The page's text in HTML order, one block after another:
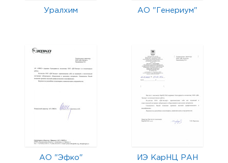
Уралхим АО "Генериум"
АО "Эфко" ИЭ КарНЦ РАН